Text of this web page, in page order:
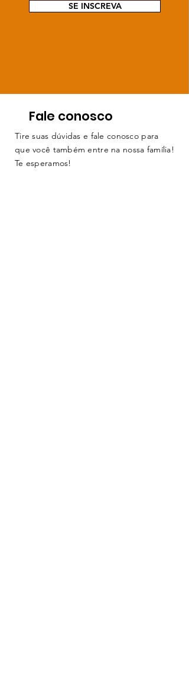
SE INSCREVA
Fale conosco
Tire suas dúvidas e fale conosco para
que você também entre na nossa família!
Te esperamos!